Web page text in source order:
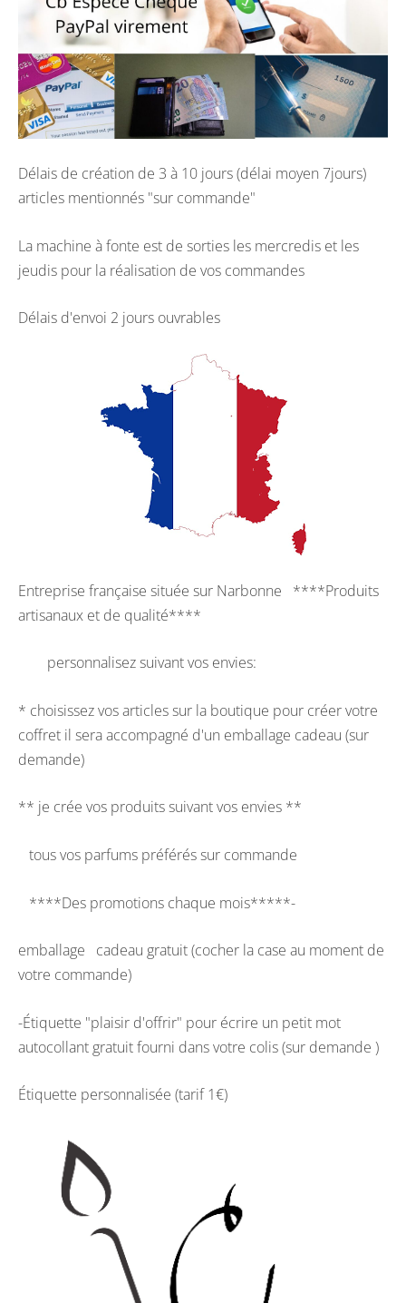
Délais de création de 3 à 10 jours (délai moyen 7jours)
articles mentionnés "sur commande"
La machine à fonte est de sorties les mercredis et les
jeudis pour la réalisation de vos commandes
Délais d'envoi 2 jours ouvrables
Entreprise française située sur Narbonne ****Produits
artisanaux et de qualité****
personnalisez suivant vos envies:
* choisissez vos articles sur la boutique pour créer votre
coffret il sera accompagné d'un emballage cadeau (sur
demande)
** je crée vos produits suivant vos envies **
tous vos parfums préférés sur commande
****Des promotions chaque mois*****-
emballage cadeau gratuit (cocher la case au moment de
votre commande)
-Étiquette "plaisir d'offrir" pour écrire un petit mot
autocollant gratuit fourni dans votre colis (sur demande )
Étiquette personnalisée (tarif 1€)